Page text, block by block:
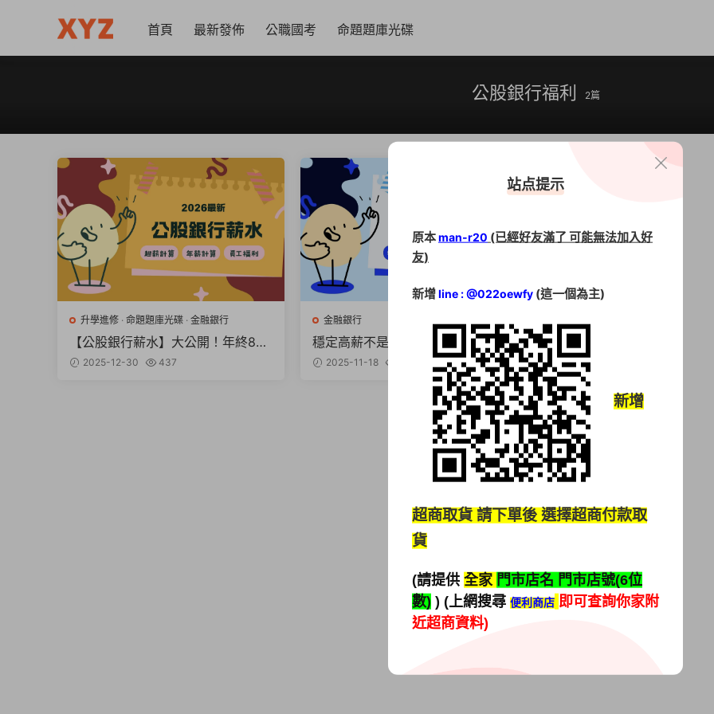
首頁 最新發佈 公職國考 命題題庫光碟
公股銀行福利 2篇
升學進修 · 命題題庫光碟 · 金融銀行
【公股銀行薪水】大公開！年終8個
月不是夢？（2026最新）
2025-12-30 437
金融銀行
穩定高薪不是夢【2026公股銀行招
考】起薪4萬UP，年終上看8個月！
2025-11-18
站点提示
原本man-r20 (已經好友滿了 可能無法加入好
友)
新增line : @022oewfy (這一個為主)
新增
超商取貨 請下單後 選擇超商付款取
貨
(請提供 全家 門市店名 門市店號(6位
數) ) (上網搜尋 便利商店 即可查詢你家附
近超商資料)